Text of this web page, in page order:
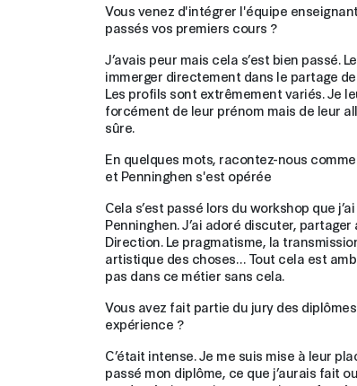
Vous venez d'intégrer l'équipe
passés vos premiers cours ?
J’avais peur mais cela s’est bien passé.
immerger directement dans le partage
Les profils sont extrêmement variés. Je
forcément de leur prénom mais de leur
sûre.
En quelques mots, racontez-nous
et Penninghen s'est opérée
Cela s’est passé lors du workshop que
Penninghen. J’ai adoré discuter,
Direction. Le pragmatisme, la
artistique des choses… Tout cela est
pas dans ce métier sans cela.
Vous avez fait partie du jury des
expérience ?
C’était intense. Je me suis mise à leur
passé mon diplôme, ce que j’aurais fait